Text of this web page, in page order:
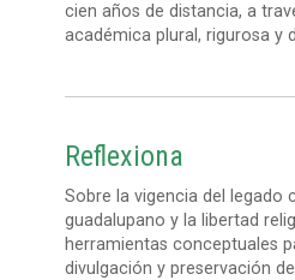
cien años de distancia, a
académica plural, rigurosa y
Reflexiona
Sobre la vigencia del legado
guadalupano y la libertad
herramientas conceptuales
divulgación y preservación